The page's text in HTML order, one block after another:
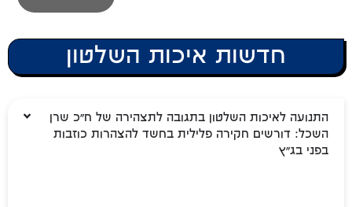
חדשות איכות השלטון
התנועה לאיכות השלטון בתגובה לתצהירה של ח"כ שרן
השכל: דורשים חקירה פלילית בחשד להצהרות כוזבות
בפני בג"ץ